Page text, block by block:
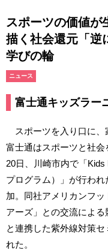
スポーツの価値
描く社会還元「逆
学びの輪
ニュース
富士通キッズラー
スポーツを入り口に
富士通はスポーツと社会
20日、川崎市内で「
プログラム）」が行わ
加。同社アメリカンフ
アーズ」との交流によ
と連携した紫外線対策
れた。